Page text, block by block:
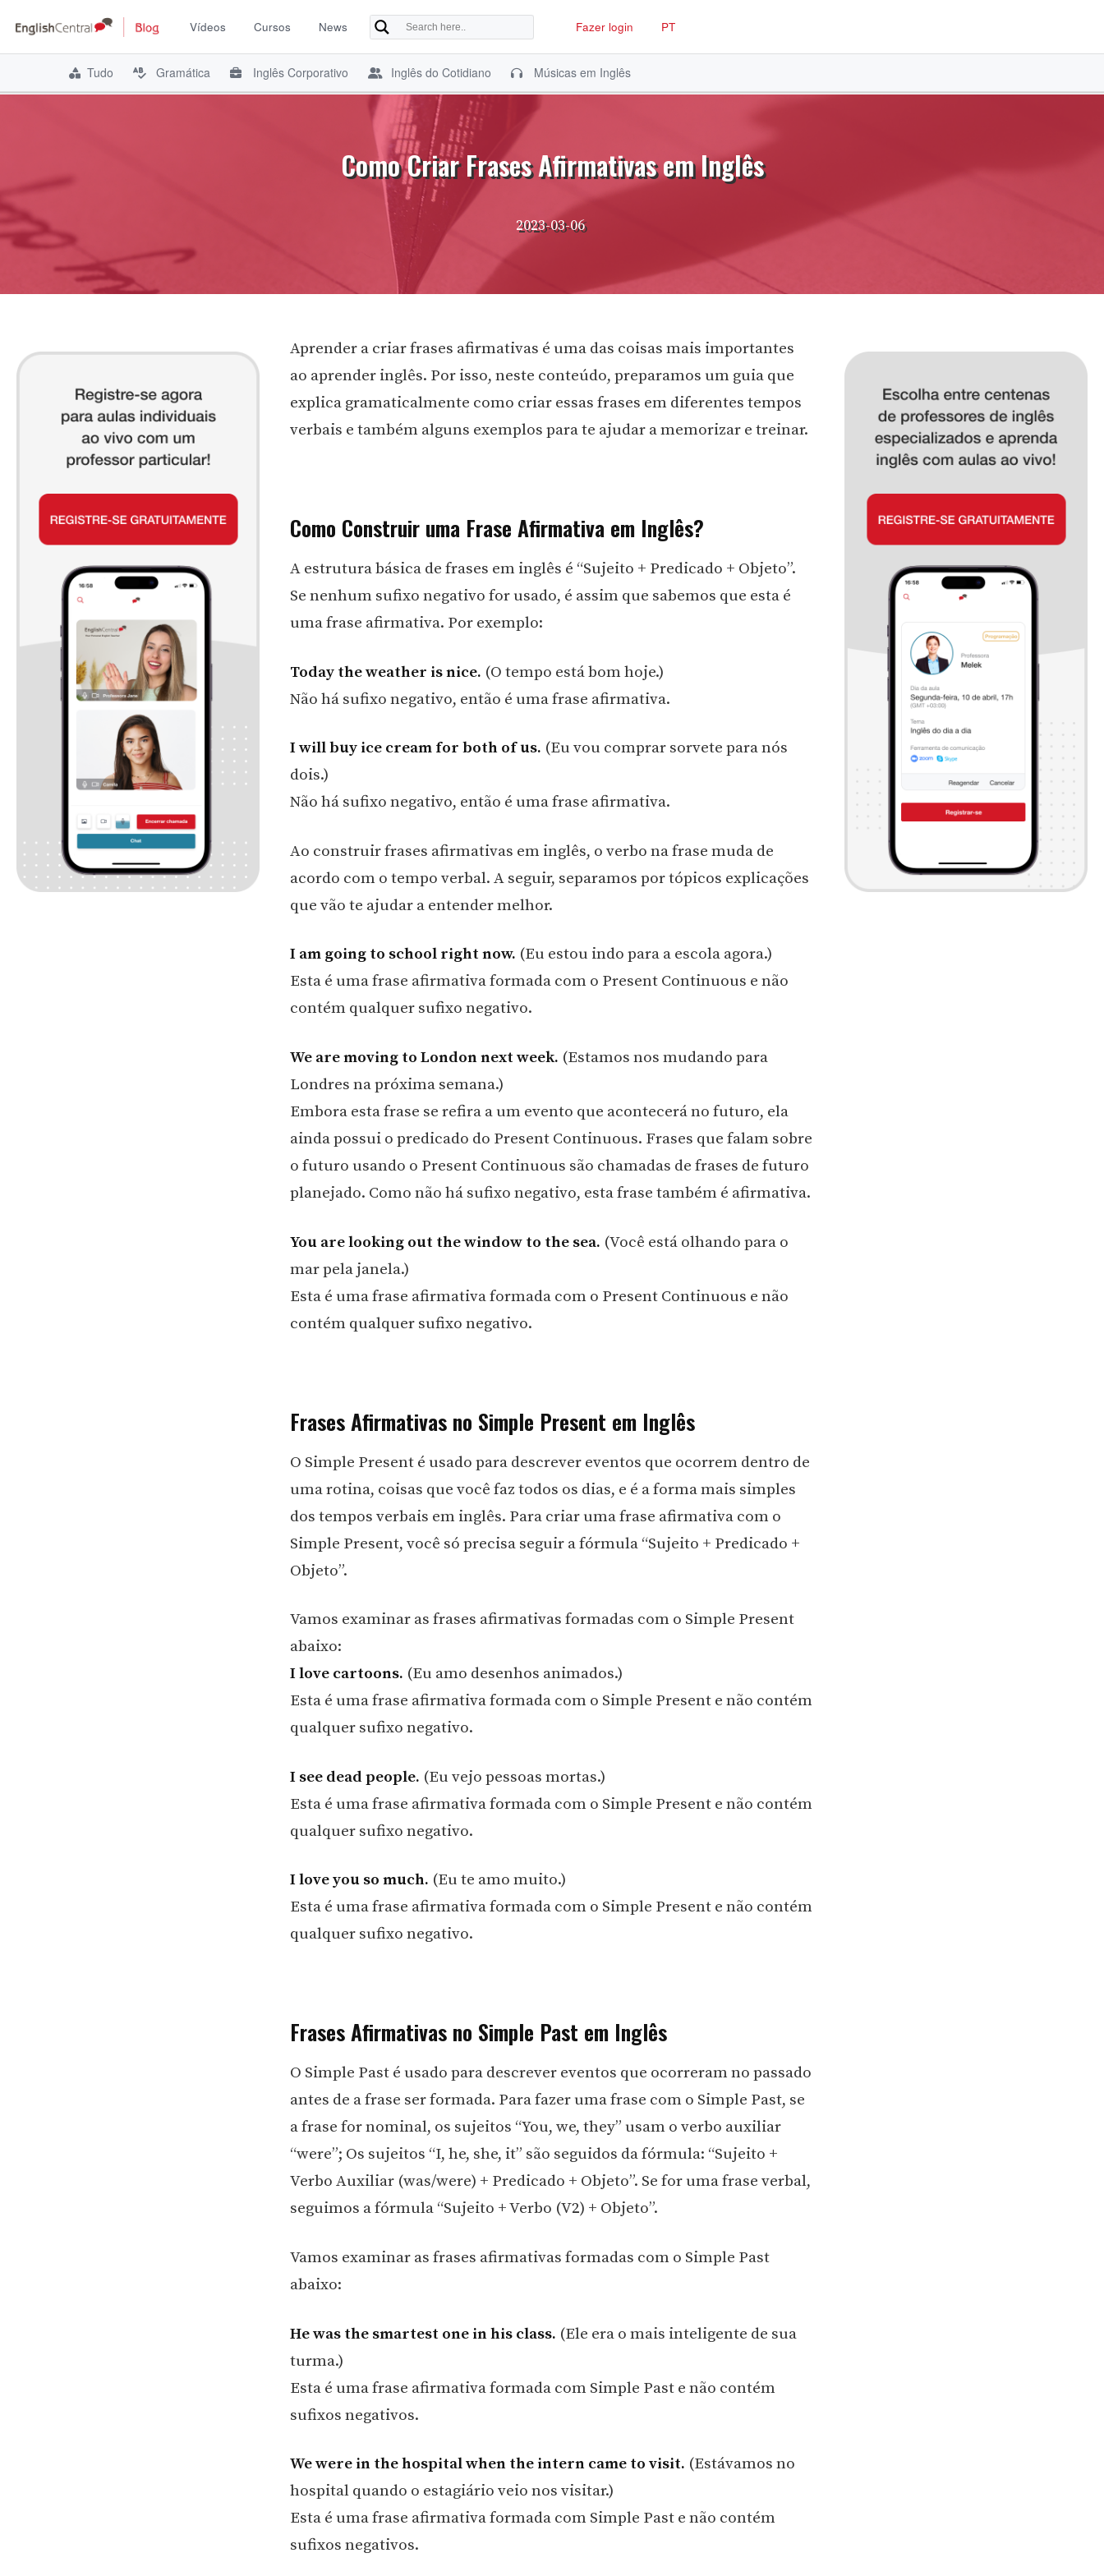
Vídeos Cursos News Fazer login PT
Tudo Gramática Inglês Corporativo Inglês do Cotidiano Músicas em Inglês
Como Criar Frases Afirmativas em Inglês
2023-03-06
Aprender a criar frases afirmativas é uma das coisas mais importantes
ao aprender inglês. Por isso, neste conteúdo, preparamos um guia que
explica gramaticalmente como criar essas frases em diferentes tempos
verbais e também alguns exemplos para te ajudar a memorizar e treinar.
Como Construir uma Frase Afirmativa em Inglês?
A estrutura básica de frases em inglês é “Sujeito + Predicado + Objeto”.
Se nenhum sufixo negativo for usado, é assim que sabemos que esta é
uma frase afirmativa. Por exemplo:
Today the weather is nice. (O tempo está bom hoje.)
Não há sufixo negativo, então é uma frase afirmativa.
I will buy ice cream for both of us. (Eu vou comprar sorvete para nós
dois.)
Não há sufixo negativo, então é uma frase afirmativa.
Ao construir frases afirmativas em inglês, o verbo na frase muda de
acordo com o tempo verbal. A seguir, separamos por tópicos explicações
que vão te ajudar a entender melhor.
I am going to school right now. (Eu estou indo para a escola agora.)
Esta é uma frase afirmativa formada com o Present Continuous e não
contém qualquer sufixo negativo.
We are moving to London next week. (Estamos nos mudando para
Londres na próxima semana.)
Embora esta frase se refira a um evento que acontecerá no futuro, ela
ainda possui o predicado do Present Continuous. Frases que falam sobre
o futuro usando o Present Continuous são chamadas de frases de futuro
planejado. Como não há sufixo negativo, esta frase também é afirmativa.
You are looking out the window to the sea. (Você está olhando para o
mar pela janela.)
Esta é uma frase afirmativa formada com o Present Continuous e não
contém qualquer sufixo negativo.
Frases Afirmativas no Simple Present em Inglês
O Simple Present é usado para descrever eventos que ocorrem dentro de
uma rotina, coisas que você faz todos os dias, e é a forma mais simples
dos tempos verbais em inglês. Para criar uma frase afirmativa com o
Simple Present, você só precisa seguir a fórmula “Sujeito + Predicado +
Objeto”.
Vamos examinar as frases afirmativas formadas com o Simple Present
abaixo:
I love cartoons. (Eu amo desenhos animados.)
Esta é uma frase afirmativa formada com o Simple Present e não contém
qualquer sufixo negativo.
I see dead people. (Eu vejo pessoas mortas.)
Esta é uma frase afirmativa formada com o Simple Present e não contém
qualquer sufixo negativo.
I love you so much. (Eu te amo muito.)
Esta é uma frase afirmativa formada com o Simple Present e não contém
qualquer sufixo negativo.
Frases Afirmativas no Simple Past em Inglês
O Simple Past é usado para descrever eventos que ocorreram no passado
antes de a frase ser formada. Para fazer uma frase com o Simple Past, se
a frase for nominal, os sujeitos “You, we, they” usam o verbo auxiliar
“were”; Os sujeitos “I, he, she, it” são seguidos da fórmula: “Sujeito +
Verbo Auxiliar (was/were) + Predicado + Objeto”. Se for uma frase verbal,
seguimos a fórmula “Sujeito + Verbo (V2) + Objeto”.
Vamos examinar as frases afirmativas formadas com o Simple Past
abaixo:
He was the smartest one in his class. (Ele era o mais inteligente de sua
turma.)
Esta é uma frase afirmativa formada com Simple Past e não contém
sufixos negativos.
We were in the hospital when the intern came to visit. (Estávamos no
hospital quando o estagiário veio nos visitar.)
Esta é uma frase afirmativa formada com Simple Past e não contém
sufixos negativos.